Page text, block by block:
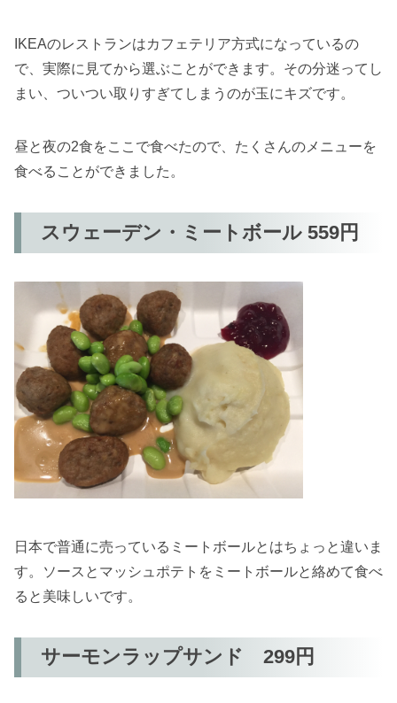
IKEAのレストランはカフェテリア方式になっているの
で、実際に見てから選ぶことができます。その分迷ってし
まい、ついつい取りすぎてしまうのが玉にキズです。
昼と夜の2食をここで食べたので、たくさんのメニューを
食べることができました。
スウェーデン・ミートボール 559円
日本で普通に売っているミートボールとはちょっと違いま
す。ソースとマッシュポテトをミートボールと絡めて食べ
ると美味しいです。
サーモンラップサンド 299円